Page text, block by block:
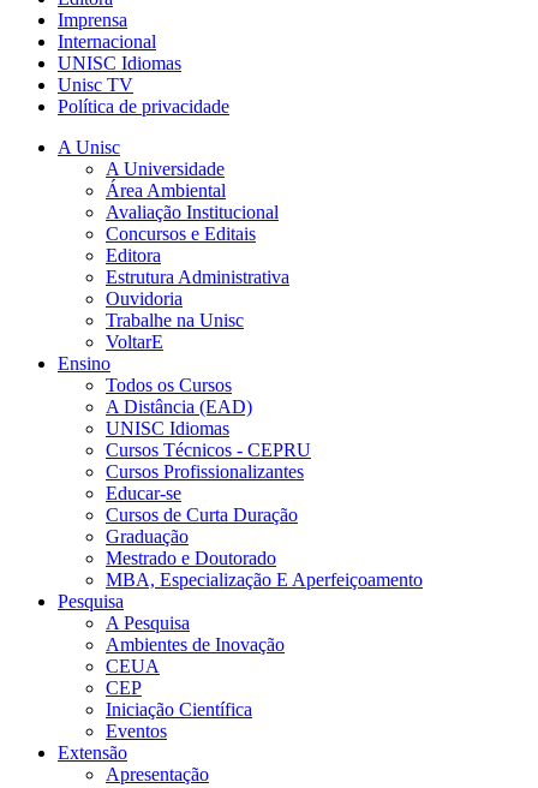
Imprensa
Internacional
UNISC Idiomas
Unisc TV
Política de privacidade
A Unisc
A Universidade
Área Ambiental
Avaliação Institucional
Concursos e Editais
Editora
Estrutura Administrativa
Ouvidoria
Trabalhe na Unisc
VoltarE
Ensino
Todos os Cursos
A Distância (EAD)
UNISC Idiomas
Cursos Técnicos - CEPRU
Cursos Profissionalizantes
Educar-se
Cursos de Curta Duração
Graduação
Mestrado e Doutorado
MBA, Especialização E Aperfeiçoamento
Pesquisa
A Pesquisa
Ambientes de Inovação
CEUA
CEP
Iniciação Científica
Eventos
Extensão
Apresentação